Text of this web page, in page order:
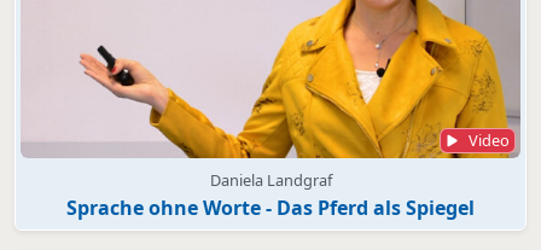
Video
Daniela Landgraf
Sprache ohne Worte - Das Pferd als Spiegel